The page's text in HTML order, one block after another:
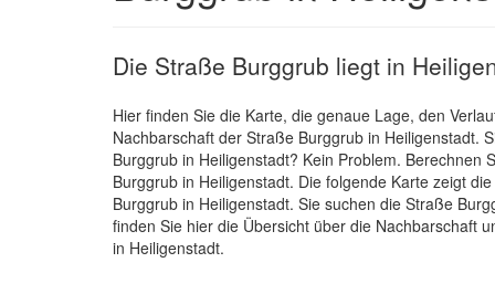
Die Straße Burggrub liegt in
Hier finden Sie die Karte, die genaue Lage, den
Nachbarschaft der Straße Burggrub in Heiligenstadt.
Burggrub in Heiligenstadt? Kein Problem. Berechnen
Burggrub in Heiligenstadt. Die folgende Karte zeigt
Burggrub in Heiligenstadt. Sie suchen die Straße
finden Sie hier die Übersicht über die Nachbarschaft
in Heiligenstadt.